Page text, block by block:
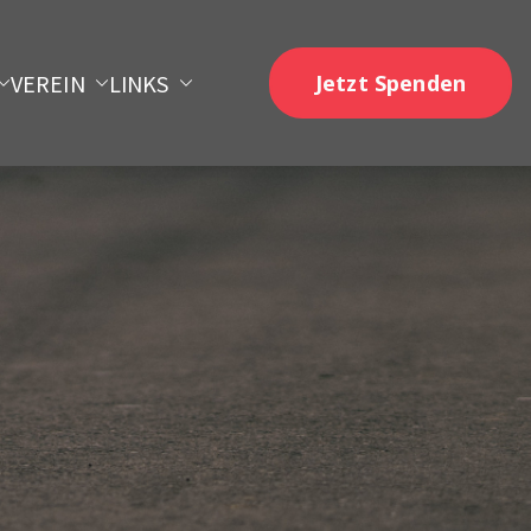
VEREIN LINKS Jetzt Spenden